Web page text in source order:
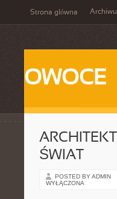
Strona główna
OWOCE
ŚWIAT
POSTED BY ADMIN
WYŁĄCZONA